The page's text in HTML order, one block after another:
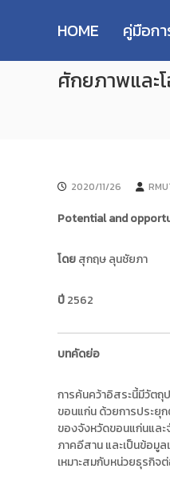
p
M
T
T
a
c
R
p
s
i
o
r
y
:
ค
ห
วิ
ท
ย
ค
น
ล
ร
ง
ล
ธั
ญ
บุ
รี
HOME คู่มือก
ศักยภาพและ
2020/11/26
Potential and
โดยสุกฤษ ลุนชัยภา
ปี2562
บทคัดย่อ
การค้นคว้าอิสระนี้มีวัต
ขอนแก่น ด้วยการประยุ
ของจังหวัดขอนแก่นและ
ภาคอีสาน และเป็นข้อมู
เหมาะสมกับหน่วยธุรกิจ